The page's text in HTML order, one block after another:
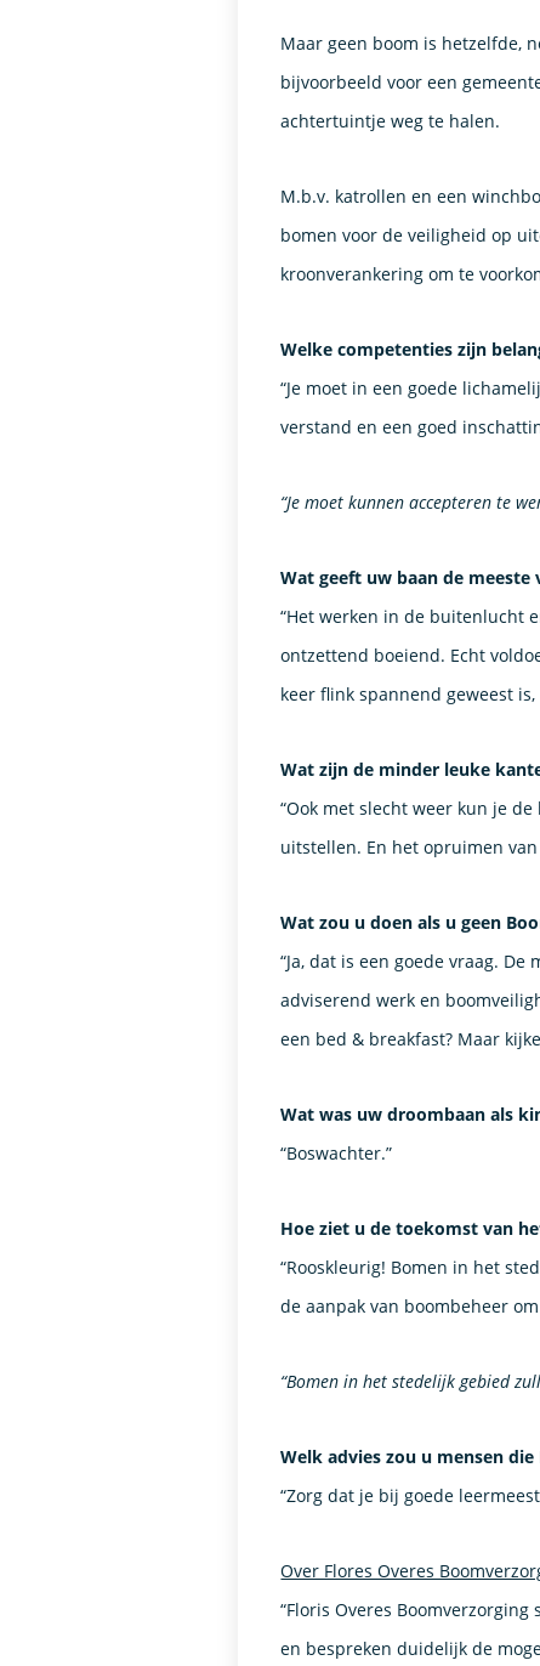
Maar geen boom is hetzelfde,
bijvoorbeeld voor een
achtertuintje weg te halen.
M.b.v. katrollen en een
bomen voor de veiligheid op
kroonverankering om te
Welke competenties zijn
“Je moet in een goede
verstand en een goed
“Je moet kunnen accepteren te
Wat geeft uw baan de meeste
“Het werken in de buitenlucht
ontzettend boeiend. Echt
keer flink spannend geweest
Wat zijn de minder leuke
“Ook met slecht weer kun je
uitstellen. En het opruimen
Wat zou u doen als u geen
“Ja, dat is een goede vraag.
adviserend werk en
een bed & breakfast? Maar
Wat was uw droombaan als
“Boswachter.”
Hoe ziet u de toekomst van
“Rooskleurig! Bomen in het
de aanpak van boombeheer
“Bomen in het stedelijk gebied
Welk advies zou u mensen
“Zorg dat je bij goede
Over Flores Overes
“Floris Overes
en bespreken duidelijk de